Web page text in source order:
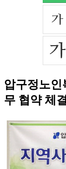
압구정노인
무 협약 체